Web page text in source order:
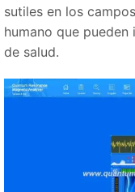
sutiles en los
humano que
de salud.